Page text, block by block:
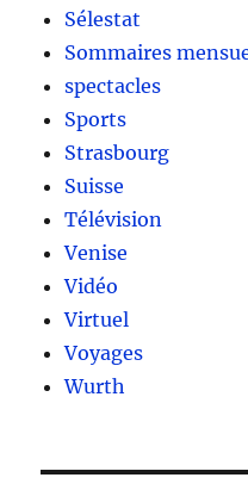
Sélestat
Sommaires
spectacles
Sports
Strasbourg
Suisse
Télévision
Venise
Vidéo
Virtuel
Voyages
Wurth